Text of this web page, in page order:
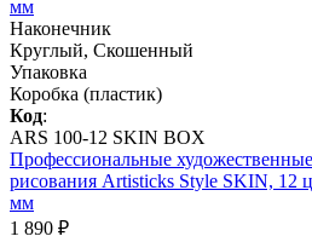
Наконечник
Круглый, Скошенный
Упаковка
Коробка (пластик)
Код:
ARS 100-12 SKIN BOX
Профессиональные
рисования Artisticks Style SKIN, 12
мм
1 890 ₽